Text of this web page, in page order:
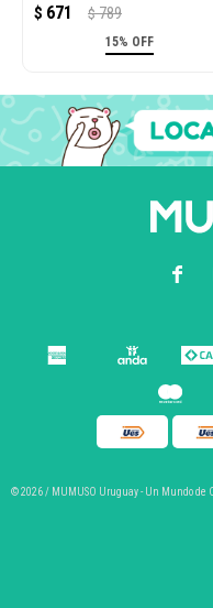
$ 671 $ 789
15% OFF

© 2026 / MUMUSO Uruguay - Un Mundo de